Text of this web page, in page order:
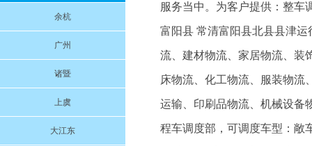
余杭
广州
诸暨
上虞
大江东
服务当中。为客户提供：整车
富阳县 常清富阳县北县县津
流、建材物流、家居物流、装
床物流、化工物流、服装物流
运输、印刷品物流、机械设备
程车调度部，可调度车型：敞